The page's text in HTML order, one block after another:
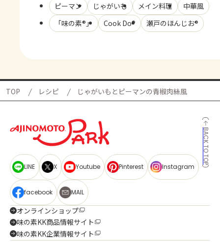
ピーマン
じゃがいも メイン料理
中華風
「味の素®」
Cook Do® 瀬戸のほんじお®
TOP レシピ じゃがいもとピーマンの青椒肉絲風
BACK TO TOP
LINE X Youtube Pinterest Instagram
facebook MAIL
オンラインショップ
味の素KK商品情報サイト
味の素KK企業情報サイト